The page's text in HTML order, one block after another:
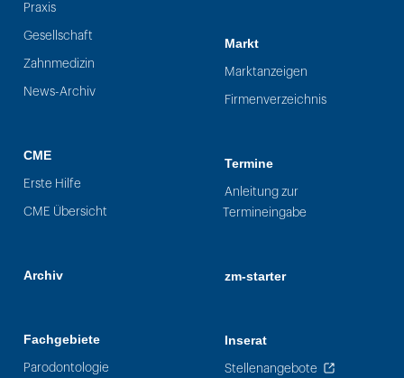
Praxis
Gesellschaft
Zahnmedizin
News-Archiv
CME
Erste Hilfe
CME Übersicht
Archiv
Fachgebiete
Parodontologie
Markt
Marktanzeigen
Firmenverzeichnis
Termine
Anleitung zur
Termineingabe
zm-starter
Inserat
Stellenangebote